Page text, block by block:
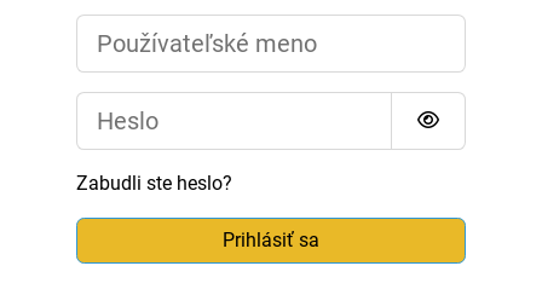
Používateľské meno
Heslo
Zabudli ste heslo?
Prihlásiť sa